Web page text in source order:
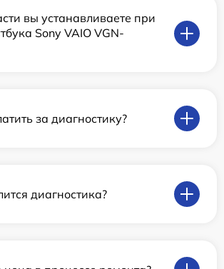
вы устанавливаете при
Sony VAIO VGN-
за диагностику?
диагностика?